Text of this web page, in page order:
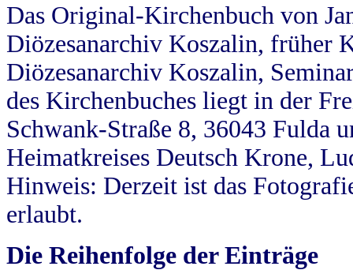
Das Original-Kirchenbuch von
Diözesanarchiv Koszalin, früher
Diözesanarchiv Koszalin,
des Kirchenbuches liegt in der
Schwank-Straße 8, 36043 Fulda
Heimatkreises Deutsch Krone,
Hinweis: Derzeit ist das
erlaubt.
Die Reihenfolge der Einträge